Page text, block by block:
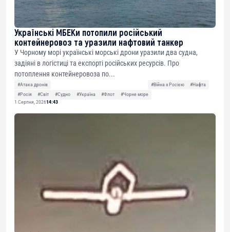
Українські МБЕКи потопили російський
контейнеровоз та уразили нафтовий танкер
У Чорному морі українські морські дрони уразили два судна,
задіяні в логістиці та експорті російських ресурсів. Про
потоплення контейнеровоза по...
#Атака дронів #Війна з Росією
#Нафта
#Росія
#Світ #Судно #Україна #Флот
#Чорне море
1 Серпня, 202614:43